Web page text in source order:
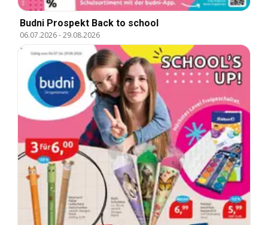
Budni Prospekt Back to school
06.07.2026-29.08.2026